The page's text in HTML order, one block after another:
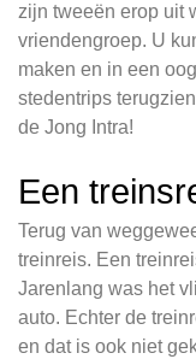
zijn tweeën erop uit
vriendengroep. U
maken en in een
stedentrips
de Jong Intra!
Een
Terug van
treinreis. Een
Jarenlang was het
auto. Echter de
en dat is ook niet